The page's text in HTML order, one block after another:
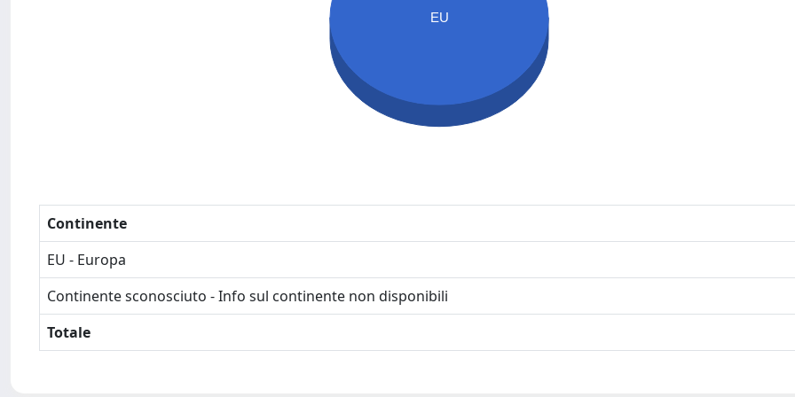
EU
Continente
EU - Europa
Continente sconosciuto - Info sul continente non disponibili
Totale